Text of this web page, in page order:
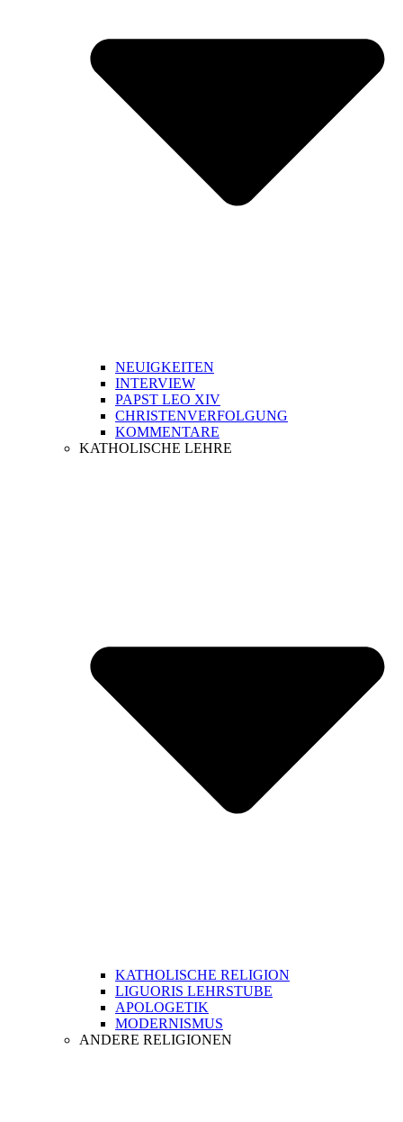
NEUIGKEITEN
INTERVIEW
PAPST LEO XIV
CHRISTENVERFOLGUNG
KOMMENTARE
KATHOLISCHE LEHRE
KATHOLISCHE RELIGION
LIGUORIS LEHRSTUBE
APOLOGETIK
MODERNISMUS
ANDERE RELIGIONEN